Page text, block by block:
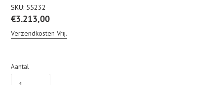
SKU: 55232
Normale
prijs
€3.213,00
Verzendkosten Vrij.
Aantal